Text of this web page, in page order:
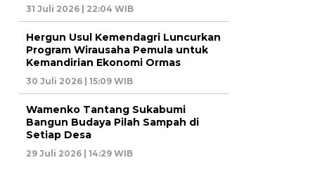
31 Juli 2026 | 22:04 WIB
Hergun Usul Kemendagri Luncurkan
Program Wirausaha Pemula untuk
Kemandirian Ekonomi Ormas
30 Juli 2026 | 15:09 WIB
Wamenko Tantang Sukabumi
Bangun Budaya Pilah Sampah di
Setiap Desa
29 Juli 2026 | 14:29 WIB